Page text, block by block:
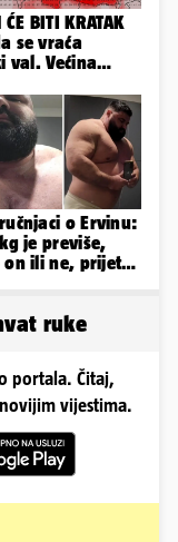
ĆE BITI KRATAK
se vraća
val. Većina
o Ervinu:
je previše,
on ili ne, prijete
ruke
portala. Čitaj,
vijestima.